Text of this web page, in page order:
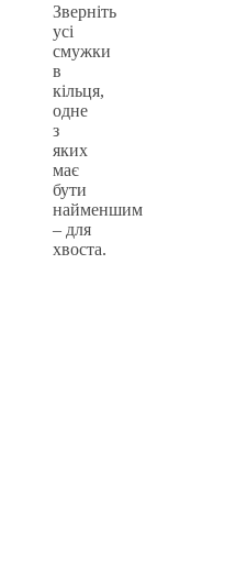
Зверніть
усі
смужки
в
кільця,
одне
з
яких
має
бути
найменшим
– для
хвоста.